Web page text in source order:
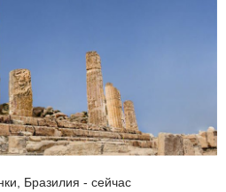
Бразилия - сейчас